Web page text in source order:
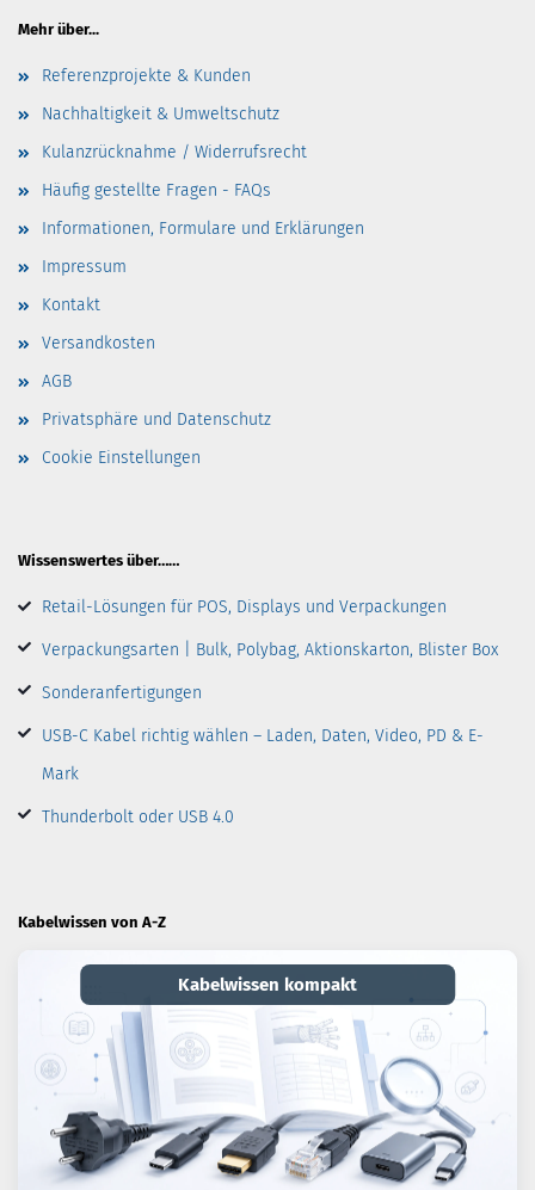
Mehr über...
Referenzprojekte & Kunden
Nachhaltigkeit & Umweltschutz
Kulanzrücknahme / Widerrufsrecht
Häufig gestellte Fragen - FAQs
Informationen, Formulare und Erklärungen
Impressum
Kontakt
Versandkosten
AGB
Privatsphäre und Datenschutz
Cookie Einstellungen
Wissenswertes über……
Retail-Lösungen für POS, Displays und Verpackungen
Verpackungsarten | Bulk, Polybag, Aktionskarton, Blister Box
Sonderanfertigungen
USB-C Kabel richtig wählen – Laden, Daten, Video, PD & E-
Mark
Thunderbolt oder USB 4.0
Kabelwissen von A-Z
Kabelwissen kompakt